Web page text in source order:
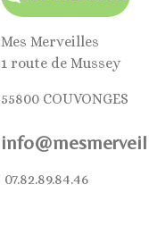
Mes Merveilles
1 route de Mussey
55800 COUVONGES
07.82.89.84.46